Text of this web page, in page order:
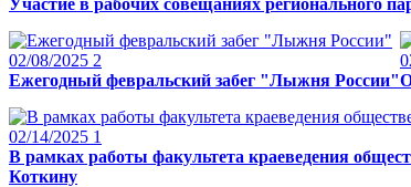
02/08/2025 2
Ежегодный февральский забег "Лыжня России"
02/14/2025 1
В рамках работы факультета краеведения
Коткину